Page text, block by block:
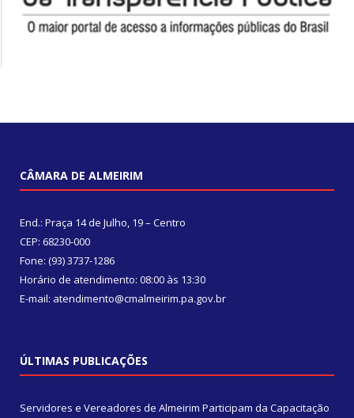
CÂMARA DE ALMEIRIM
End.: Praça 14 de Julho, 19 – Centro
CEP: 68230-000
Fone: (93) 3737-1286
Horário de atendimento: 08:00 às 13:30
E-mail: atendimento@cmalmeirim.pa.gov.br
ÚLTIMAS PUBLICAÇÕES
Servidores e Vereadores de Almeirim Participam da Capacitação